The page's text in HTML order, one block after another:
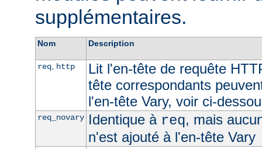
supplémentaires.
Nom Description
req, http
Lit l'en-tête de requête
tête correspondants
l'en-tête Vary, voir ci-
req_novary Identique à req, mais
n'est ajouté à l'en-tête Vary